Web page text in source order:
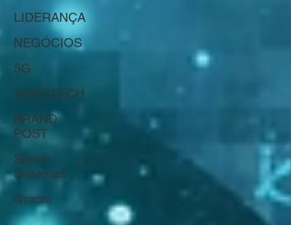
LIDERANÇA
NEGÓCIOS
5G
AGROTECH
BRAND
POST
Senior
Sistemas
Oracle